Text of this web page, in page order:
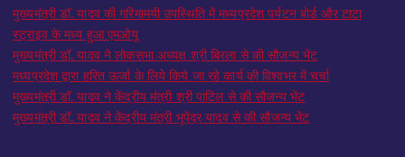
मुख्यमंत्री डॉ. यादव की गरिमामयी उपस्थिति में मध्यप्रदेश पर्यटन बोर्ड और टाटा
स्ट्राइव के मध्य हुआ एमओयू
मुख्यमंत्री डॉ. यादव ने लोकसभा अध्यक्ष श्री बिरला से की सौजन्य भेंट
मध्यप्रदेश द्वारा हरित ऊर्जा के लिये किये जा रहे कार्य की विश्वभर में चर्चा
मुख्यमंत्री डॉ. यादव ने केंद्रीय मंत्री श्री पाटिल से की सौजन्य भेंट
मुख्यमंत्री डॉ. यादव ने केंद्रीय मंत्री भूपेंद्र यादव से की सौजन्य भेंट